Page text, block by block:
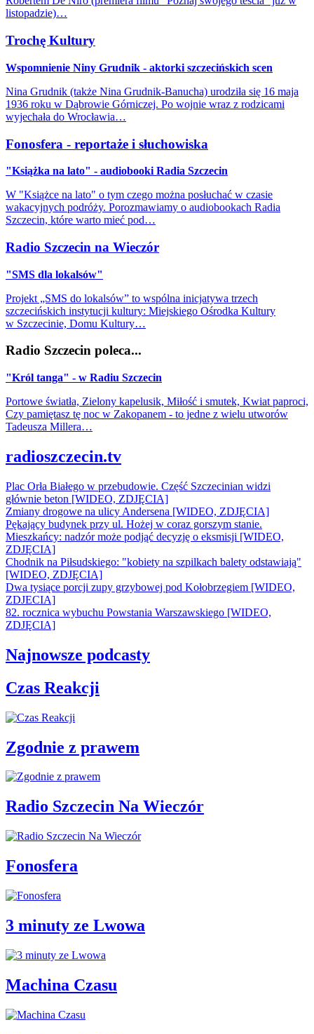
listopadzie)…
Trochę Kultury
Wspomnienie Niny Grudnik - aktorki szczecińskich scen
Nina Grudnik (także Nina Grudnik-Banucha) urodziła się 16 maja
1936 roku w Dąbrowie Górniczej. Po wojnie wraz z rodzicami
wyjechała do Wrocławia…
Fonosfera - reportaże i słuchowiska
"Książka na lato" - audiobooki Radia Szczecin
W "Książce na lato" o tym czego można posłuchać w czasie
wakacyjnych podróży. Porozmawiamy o audiobookach Radia
Szczecin, które warto mieć pod…
Radio Szczecin na Wieczór
"SMS dla lokalsów"
Projekt „SMS do lokalsów” to wspólna inicjatywa trzech
szczecińskich instytucji kultury: Miejskiego Ośrodka Kultury
w Szczecinie, Domu Kultury…
Radio Szczecin poleca...
"Król tanga" - w Radiu Szczecin
Portowe światła, Zielony kapelusik, Miłość i smutek, Kwiat paproci,
Czy pamiętasz tę noc w Zakopanem - to jedne z wielu utworów
Tadeusza Millera…
radioszczecin.tv
Plac Orła Białego w przebudowie. Część Szczecinian widzi
głównie beton [WIDEO, ZDJĘCIA]
Zmiany drogowe na ulicy Andersena [WIDEO, ZDJĘCIA]
Pękający budynek przy ul. Hożej w coraz gorszym stanie.
Mieszkańcy: nadzór może podjąć decyzję o eksmisji [WIDEO,
ZDJĘCIA]
Chodnik na Piłsudskiego: "kobiety na szpilkach balety odstawiają"
[WIDEO, ZDJĘCIA]
Dwa tysiące porcji zupy grzybowej pod Kołobrzegiem [WIDEO,
ZDJECIA]
82. rocznica wybuchu Powstania Warszawskiego [WIDEO,
ZDJĘCIA]
Najnowsze podcasty
Czas Reakcji
Zgodnie z prawem
Radio Szczecin Na Wieczór
Fonosfera
3 minuty ze Lwowa
Machina Czasu